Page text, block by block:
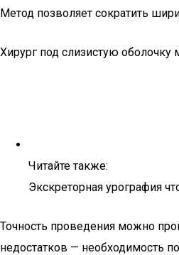
Метод позволяет сократить
Хирург под слизистую оболочку
Читайте также:
Экскреторная урография
Точность проведения можно
недостатков — необходимость